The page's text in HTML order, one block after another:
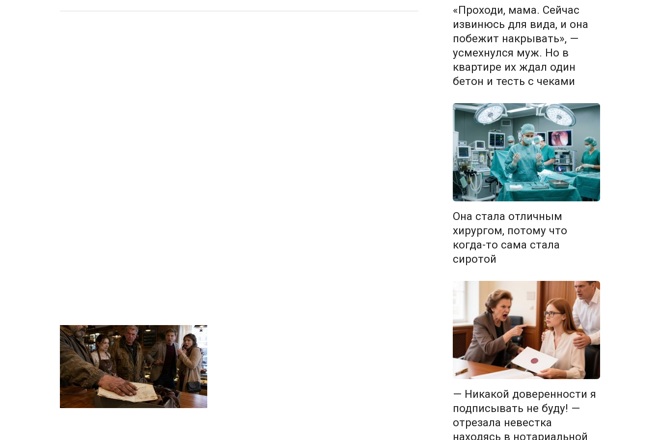
«Проходи, мама. Сейчас
извинюсь для вида, и она
побежит накрывать», —
усмехнулся муж. Но в
квартире их ждал один
бетон и тесть с чеками
Она стала отличным
хирургом, потому что
когда-то сама стала
сиротой
— Никакой доверенности я
подписывать не буду! —
отрезала невестка
находясь в нотариальной